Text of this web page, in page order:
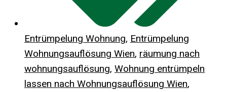
Entrümpelung Wohnung, Entrümpelung
Wohnungsauflösung Wien, räumung nach
wohnungsauflösung, Wohnung entrümpeln
lassen nach Wohnungsauflösung Wien,